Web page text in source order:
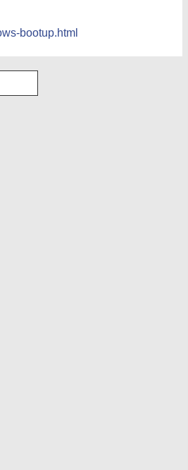
bootup.html